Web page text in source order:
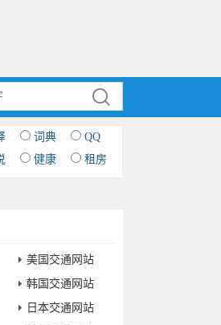
词典
QQ
健康 租房
美国交通网站
韩国交通网站
日本交通网站